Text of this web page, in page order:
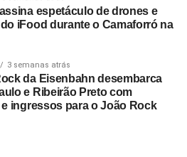
a agência também assina a
do Inter Summit, evento
que já se integrou ao
Horizonte.
da adaptação histórica à
espetáculo de drones e
iFood durante o Camaforró na
3 semanas atrás
da Eisenbahn desembarca
e Ribeirão Preto com
ingressos para o João Rock